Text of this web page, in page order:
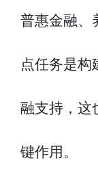
普惠金融、
点任务是构
融支持，这
键作用。